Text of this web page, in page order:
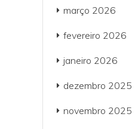
março 2026
fevereiro 2026
janeiro 2026
dezembro 2025
novembro 2025